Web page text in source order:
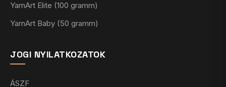
YarnArt Elite (100 gramm)
YarnArt Baby (50 gramm)
JOGI NYILATKOZATOK
ÁSZF